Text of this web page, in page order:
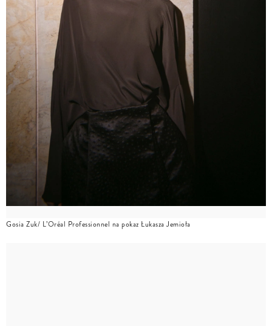
Gosia Zuk/ L’Oréal Professionnel na pokaz Łukasza Jemioła